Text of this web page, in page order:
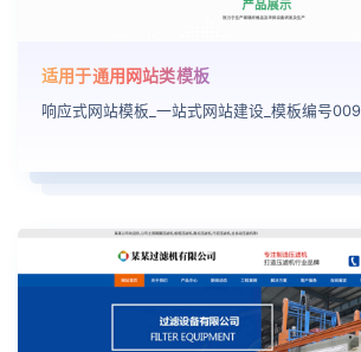
适用于通用网站类模板
响应式网站模板_一站式网站建设_模板编号009